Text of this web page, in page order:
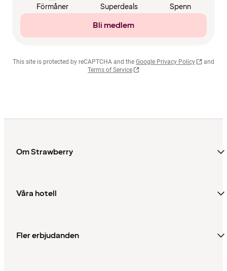
Förmåner Superdeals Spenn
Bli medlem
This site is protected by reCAPTCHA and the Google Privacy Policy
and
Terms of Service
Om Strawberry
Våra hotell
Fler erbjudanden